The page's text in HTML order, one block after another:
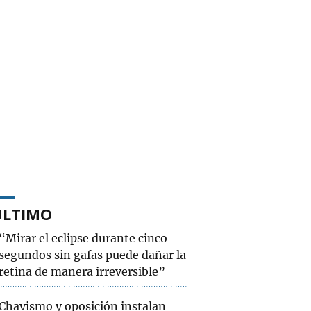
“Mirar el eclipse durante cinco
sin gafas puede dañar la
de manera irreversible”
y oposición instalan